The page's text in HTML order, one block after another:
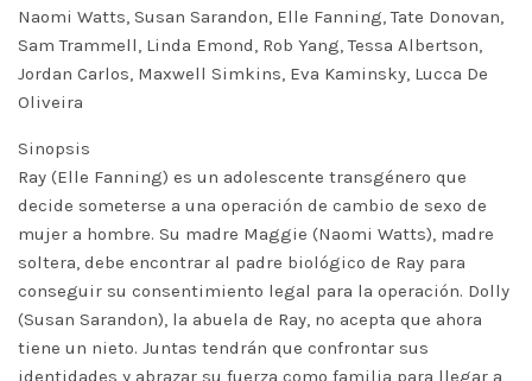
Naomi Watts, Susan Sarandon, Elle Fanning, Tate Donovan,
Sam Trammell, Linda Emond, Rob Yang, Tessa Albertson,
Jordan Carlos, Maxwell Simkins, Eva Kaminsky, Lucca De
Oliveira
Sinopsis
Ray (Elle Fanning) es un adolescente transgénero que
decide someterse a una operación de cambio de sexo de
mujer a hombre. Su madre Maggie (Naomi Watts), madre
soltera, debe encontrar al padre biológico de Ray para
conseguir su consentimiento legal para la operación. Dolly
(Susan Sarandon), la abuela de Ray, no acepta que ahora
tiene un nieto. Juntas tendrán que confrontar sus
identidades y abrazar su fuerza como familia para llegar a